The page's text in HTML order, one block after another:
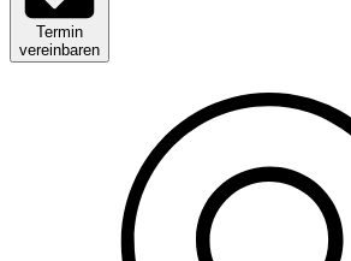
Termin
vereinbaren